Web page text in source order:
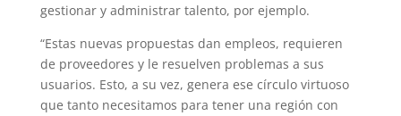
gestionar y administrar talento, por ejemplo.
“Estas nuevas propuestas dan empleos, requieren
de proveedores y le resuelven problemas a sus
usuarios. Esto, a su vez, genera ese círculo virtuoso
que tanto necesitamos para tener una región con